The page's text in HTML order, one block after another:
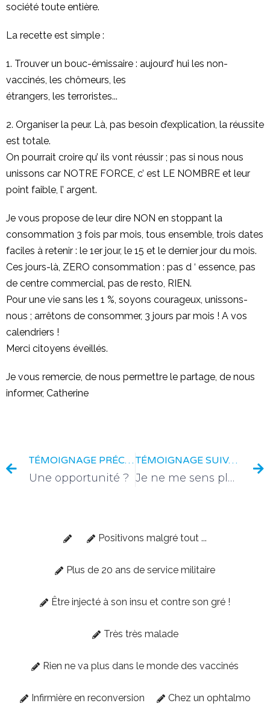
société toute entière.
La recette est simple :
1. Trouver un bouc-émissaire : aujourd’ hui les non-
vaccinés, les chômeurs, les
étrangers, les terroristes...
2. Organiser la peur. Là, pas besoin d’explication, la réussite
est totale.
On pourrait croire qu’ ils vont réussir ; pas si nous nous
unissons car NOTRE FORCE, c’ est LE NOMBRE et leur
point faible, l’ argent.
Je vous propose de leur dire NON en stoppant la
consommation 3 fois par mois, tous ensemble, trois dates
faciles à retenir : le 1er jour, le 15 et le dernier jour du mois.
Ces jours-là, ZERO consommation : pas d ‘ essence, pas
de centre commercial, pas de resto, RIEN.
Pour une vie sans les 1 %, soyons courageux, unissons-
nous ; arrêtons de consommer, 3 jours par mois ! A vos
calendriers !
Merci citoyens éveillés.
Je vous remercie, de nous permettre le partage, de nous
informer, Catherine
TÉMOIGNAGE PRÉCÉDENT
Une opportunité ?
TÉMOIGNAGE SUIVANT
Je ne me sens plus seule
Positivons malgré tout ...
Plus de 20 ans de service militaire
Être injecté à son insu et contre son gré !
Très très malade
Rien ne va plus dans le monde des vaccinés
Infirmière en reconversion Chez un ophtalmo